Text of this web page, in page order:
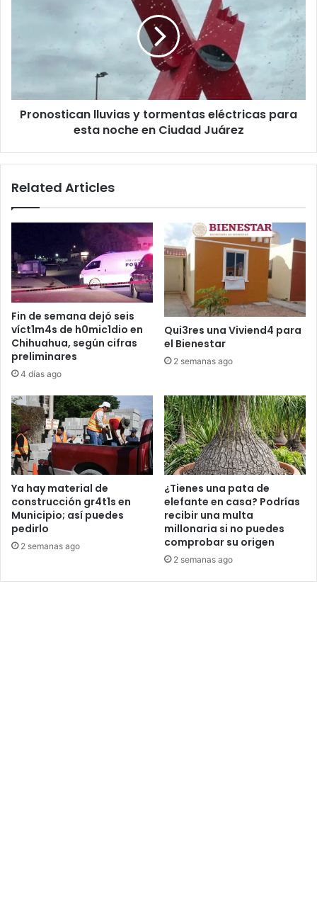
en
Ciudad
Pronostican lluvias y tormentas eléctricas para
esta noche en Ciudad Juárez
Related Articles
Fin de semana dejó seis
víct1m4s de h0mic1dio en
Chihuahua, según cifras
preliminares
4 días ago
Qui3res una Viviend4 para
el Bienestar
2 semanas ago
Ya hay material de
construcción gr4t1s en
Municipio; así puedes
pedirlo
2 semanas ago
¿Tienes una pata de
elefante en casa? Podrías
recibir una multa
millonaria si no puedes
comprobar su origen
2 semanas ago